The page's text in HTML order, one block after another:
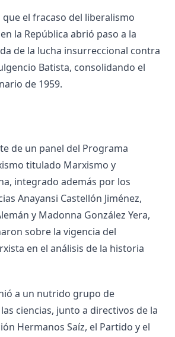
el fracaso del liberalismo
la República abrió paso a la
de la lucha insurreccional contra
Batista, consolidando el
de 1959.
de un panel del Programa
titulado Marxismo y
integrado además por los
Anayansi Castellón Jiménez,
y Madonna González Yera,
sobre la vigencia del
en el análisis de la historia
a un nutrido grupo de
ciencias, junto a directivos de la
Hermanos Saíz, el Partido y el